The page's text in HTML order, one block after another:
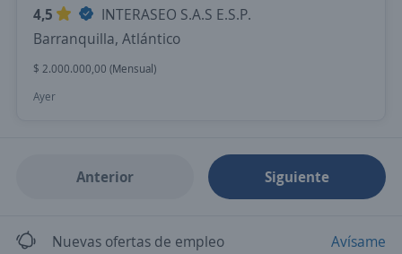
4,5
INTERASEO S.A.S E.S.P.
Barranquilla, Atlántico
$ 2.000.000,00 (Mensual)
Ayer
Anterior Siguiente
Nuevas ofertas de empleo Avísame